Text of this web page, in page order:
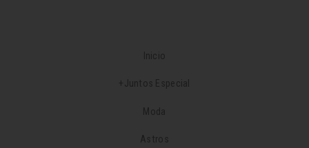
Inicio
+Juntos Especial
Moda
Astros